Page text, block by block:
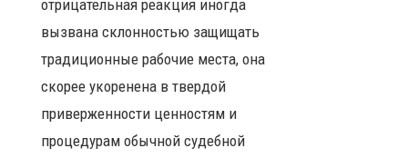
отрицательная реакция иногда
вызвана склонностью защищать
традиционные рабочие места, она
скорее укоренена в твердой
приверженности ценностям и
процедурам обычной судебной